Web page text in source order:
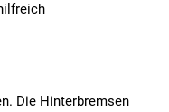
Die Hinterbremsen